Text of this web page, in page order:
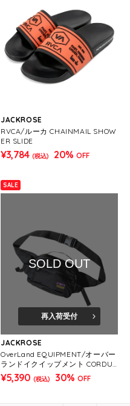
JACKROSE
RVCA/ルーカ CHAINMAIL SHOW
ER SLIDE
¥3,784 (税込) 20% OFF
SALE
SOLD OUT
再入荷受付
JACKROSE
OverLand EQUIPMENT/オーバー
ランドイクイップメント CORDUR
A HIP BAG
¥5,390 (税込) 30% OFF